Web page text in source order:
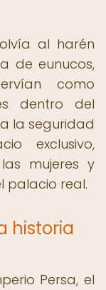
al harén
de eunucos,
como
dentro del
la seguridad
exclusivo,
mujeres y
palacio real.
historia
Persa, el